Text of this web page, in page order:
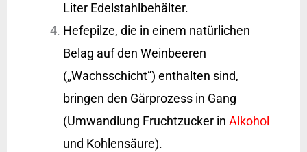
Liter Edelstahlbehälter.
Hefepilze, die in einem natürlichen
Belag auf den Weinbeeren
(„Wachsschicht”) enthalten sind,
bringen den Gärprozess in Gang
(Umwandlung Fruchtzucker in Alkohol
und Kohlensäure).